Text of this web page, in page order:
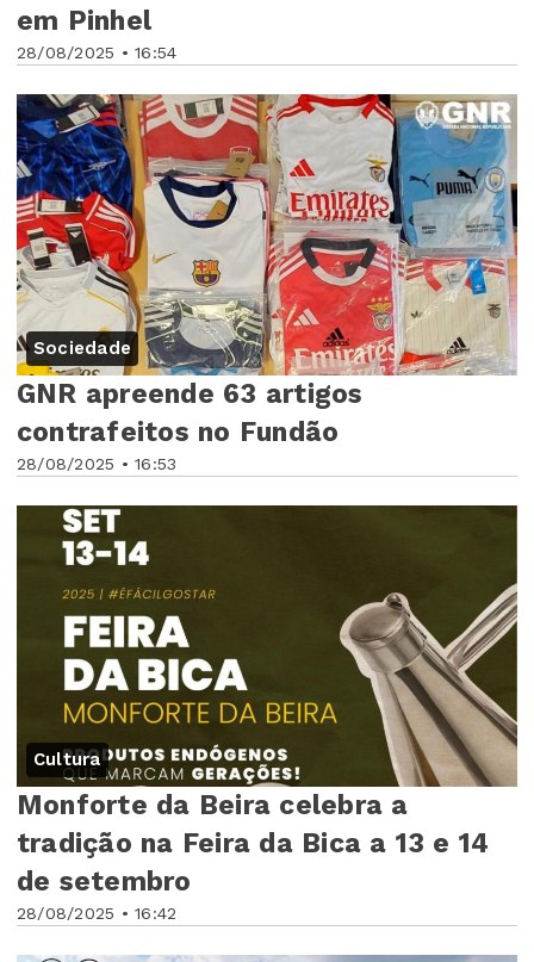
28/08/2025 • 16:54
em Pinhel
Sociedade
28/08/2025 • 16:53
GNR apreende 63 artigos
contrafeitos no Fundão
Cultura
28/08/2025 • 16:42
Monforte da Beira celebra a
tradição na Feira da Bica a 13 e 14
de setembro